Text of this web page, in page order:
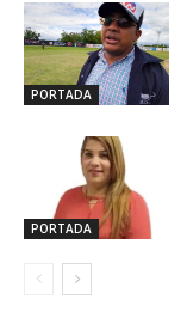
PORTADA
PORTADA